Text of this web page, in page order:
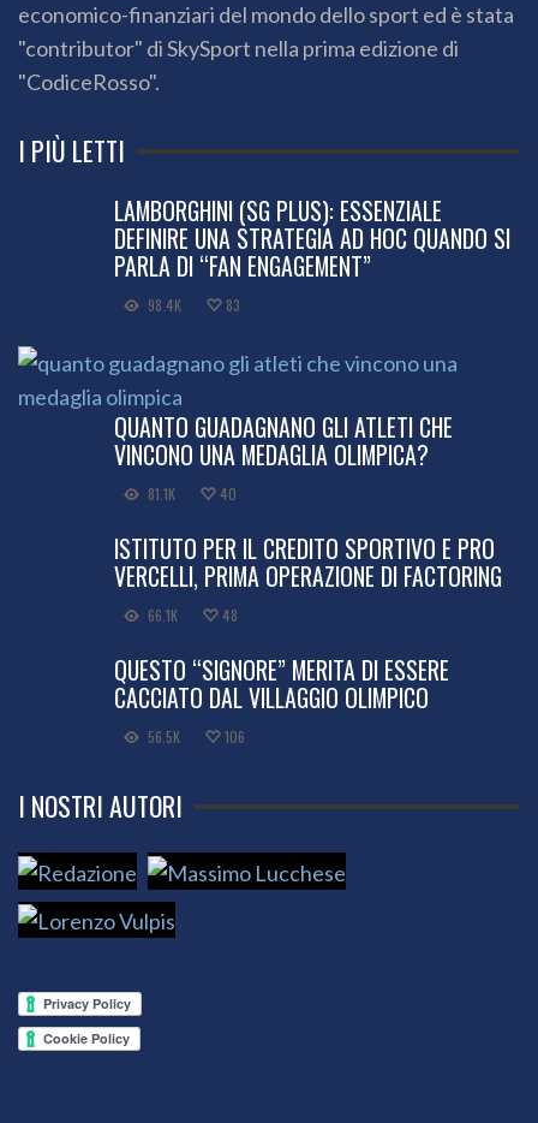
economico-finanziari del mondo dello sport ed è stata
"contributor" di SkySport nella prima edizione di
"CodiceRosso".
I PIÙ LETTI
LAMBORGHINI (SG PLUS): ESSENZIALE
DEFINIRE UNA STRATEGIA AD HOC QUANDO SI
PARLA DI “FAN ENGAGEMENT”
98.4K 83
QUANTO GUADAGNANO GLI ATLETI CHE
VINCONO UNA MEDAGLIA OLIMPICA?
81.1K 40
ISTITUTO PER IL CREDITO SPORTIVO E PRO
VERCELLI, PRIMA OPERAZIONE DI FACTORING
66.1K 48
QUESTO “SIGNORE” MERITA DI ESSERE
CACCIATO DAL VILLAGGIO OLIMPICO
56.5K 106
I NOSTRI AUTORI